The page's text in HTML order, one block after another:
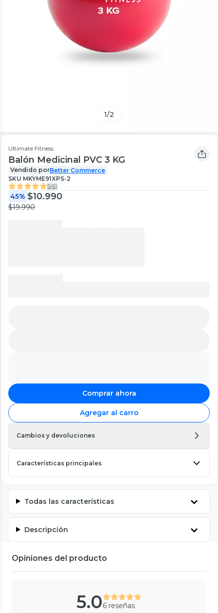
1/2
Ultimate Fitness
Balón Medicinal PVC 3 KG
Vendido porBetter Commerce
SKU MKYME91XPS-2
5(6)
45% $10.990
$19.990
Comprar ahora
Agregar al carro
Cambios y devoluciones
Características principales
Todas las características
Descripción
Opiniones del producto
5.06 reseñas